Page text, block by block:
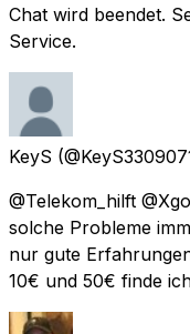
Chat wird beendet.
Service.
KeyS
@Telekom_hilft
solche Probleme
nur gute
10€ und 50€ finde